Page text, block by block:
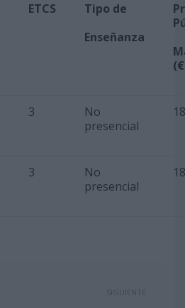
ETCS
Tipo de
Enseñanza
(€
3
No
presencial
3
No
presencial
SIGUIENTE